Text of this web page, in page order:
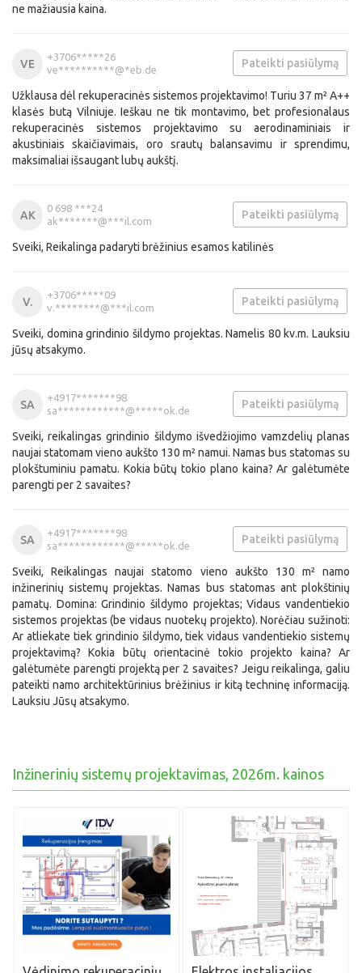
ne mažiausia kaina.
VE
+3706*****26
ve**********@*eb.de
Pateikti pasiūlymą
Užklausa dėl rekuperacinės sistemos projektavimo! Turiu 37 m² A++
klasės butą Vilniuje. Ieškau ne tik montavimo, bet profesionalaus
rekuperacinės sistemos projektavimo su aerodinaminiais ir
akustiniais skaičiavimais, oro srautų balansavimu ir sprendimu,
maksimaliai išsaugant lubų aukštį.
AK
0 698 ***24
ak*******@***il.com
Pateikti pasiūlymą
Sveiki, Reikalinga padaryti brėžinius esamos katilinės
V.
+3706*****09
v.********@***il.com
Pateikti pasiūlymą
Sveiki, domina grindinio šildymo projektas. Namelis 80 kv.m. Lauksiu
jūsų atsakymo.
SA
+4917*******98
sa************@*****ok.de
Pateikti pasiūlymą
Sveiki, reikalingas grindinio šildymo išvedžiojimo vamzdelių planas
naujai statomam vieno aukšto 130 m² namui. Namas bus statomas su
plokštuminiu pamatu. Kokia būtų tokio plano kaina? Ar galėtumėte
parengti per 2 savaites?
SA
+4917*******98
sa************@*****ok.de
Pateikti pasiūlymą
Sveiki, Reikalingas naujai statomo vieno aukšto 130 m² namo
inžinerinių sistemų projektas. Namas bus statomas ant plokštinių
pamatų. Domina: Grindinio šildymo projektas; Vidaus vandentiekio
sistemos projektas (be vidaus nuotekų projekto). Norėčiau sužinoti:
Ar atliekate tiek grindinio šildymo, tiek vidaus vandentiekio sistemų
projektavimą? Kokia būtų orientacinė tokio projekto kaina? Ar
galėtumėte parengti projektą per 2 savaites? Jeigu reikalinga, galiu
pateikti namo architektūrinius brėžinius ir kitą techninę informaciją.
Lauksiu Jūsų atsakymo.
Inžinerinių sistemų projektavimas, 2026m. kainos